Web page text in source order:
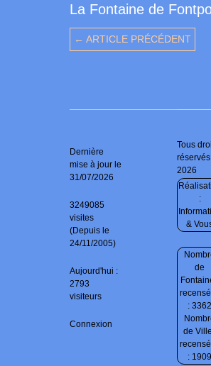
La Fontaine de
← ARTICLE PRÉCÉDENT
Dernière
mise à jour le
31/07/2026
3249085
visites
(Depuis le
24/11/2005)
Aujourd'hui :
2793
visiteurs
Connexion
Tous
2026
:
&
de
: 3362
de
: 1909